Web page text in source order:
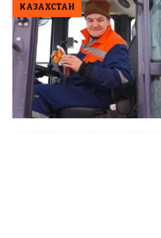
Казахстана. Где жить выгоднее?
превратится в центр поп-
КАЗАХСТАН